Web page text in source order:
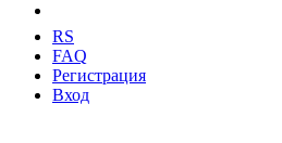
RS
FAQ
Регистрация
Вход